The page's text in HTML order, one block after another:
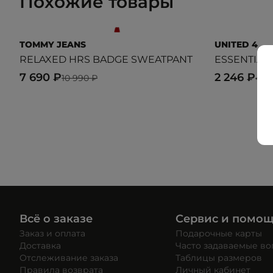
TOMMY JEANS
RELAXED HRS BADGE SWEATPANT
10 990 ₽
7 690 ₽
UNITED 4
4
2 246 ₽
Всё о заказе
Заказ и оплата
Доставка
Отслеживание заказа
Правила возврата
Сервис и
Подарочные карты
Часто задаваемые
Таблицы размеров
Личный кабинет